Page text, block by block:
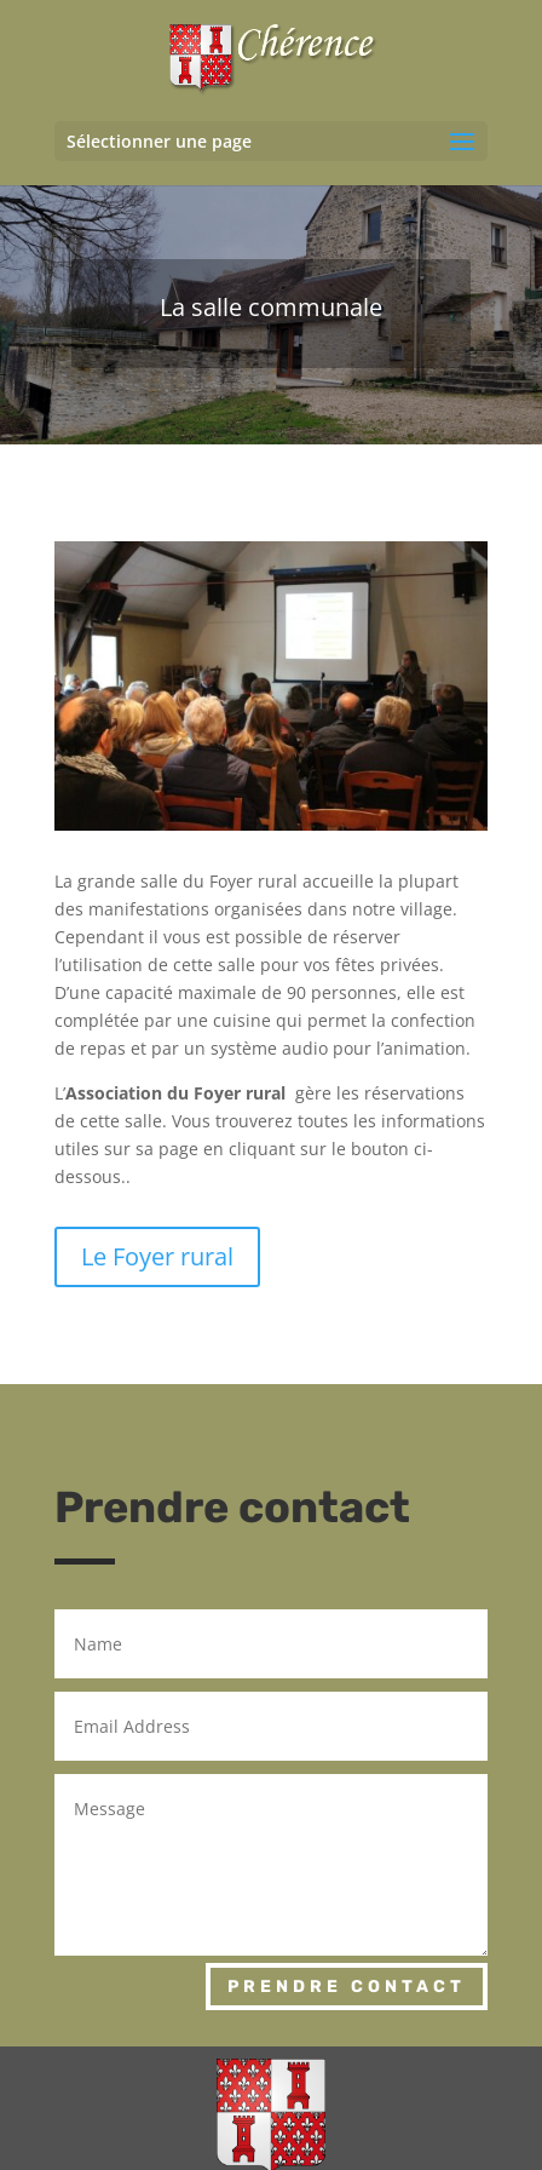
Sélectionner une page
La salle communale
La grande salle du Foyer rural accueille la plupart
des manifestations organisées dans notre village.
Cependant il vous est possible de réserver
l’utilisation de cette salle pour vos fêtes privées.
D’une capacité maximale de 90 personnes, elle est
complétée par une cuisine qui permet la confection
de repas et par un système audio pour l’animation.
L’Association du Foyer ruralgère les réservations
de cette salle. Vous trouverez toutes les informations
utiles sur sa page en cliquant sur le bouton ci-
dessous..
Le Foyer rural
Prendre contact
PRENDRE CONTACT